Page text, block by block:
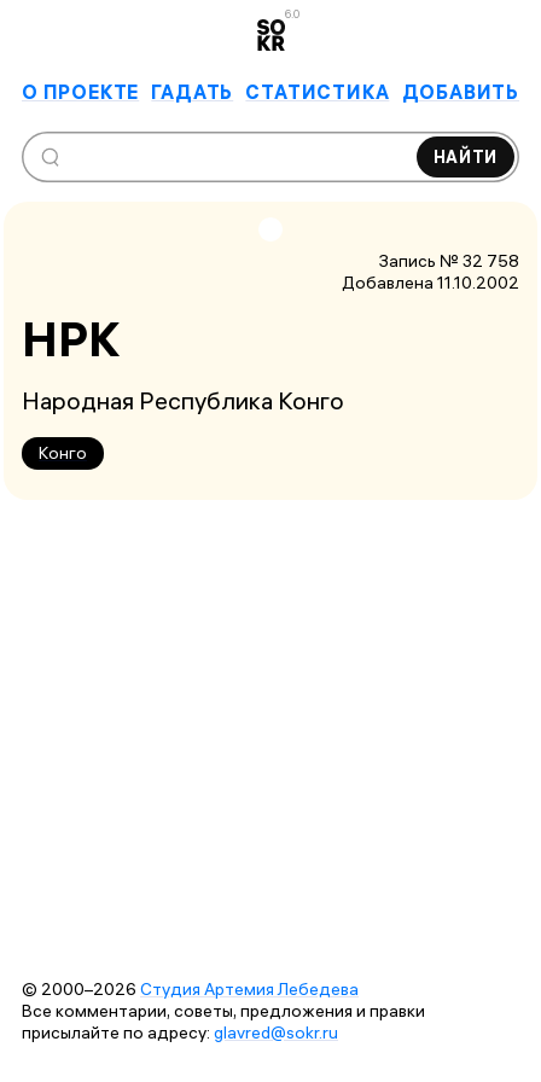
6.0
О ПРОЕКТЕ ГАДАТЬ СТАТИСТИКА ДОБАВИТЬ
НАЙТИ
Запись № 32 758
Добавлена 11.10.2002
НРК
Народная Республика Конго
Конго
© 2000–2026 Студия Артемия Лебедева
Все комментарии, советы, предложения и правки
присылайте по адресу: glavred@sokr.ru